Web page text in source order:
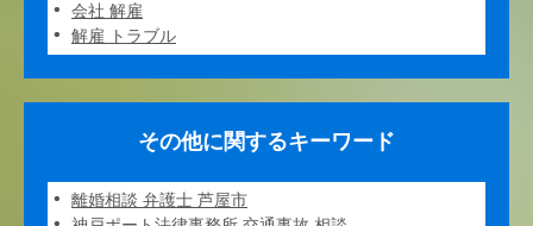
会社 解雇
解雇 トラブル
その他に関するキーワード
離婚相談 弁護士 芦屋市